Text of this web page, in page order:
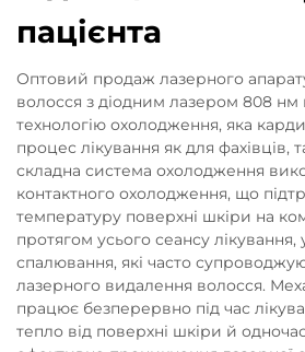
пацієнта
Оптовий продаж лазерного
волосся з діодним лазером 808 нм
технологію охолодження, яка
процес лікування як для фахівців,
складна система охолодження
контактного охолодження, що
температуру поверхні шкіри на
протягом усього сеансу лікування,
спалювання, які часто
лазерного видалення волосся.
працює безперервно під час
тепло від поверхні шкіри й